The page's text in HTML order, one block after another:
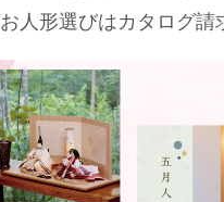
お人形選びはカタログ請